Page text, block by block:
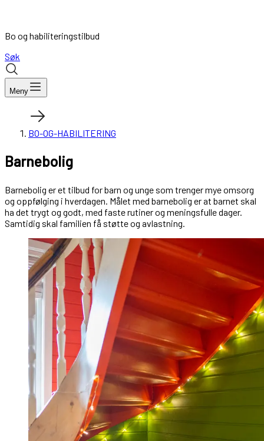
Bo og habiliteringstilbud
Søk
Meny
BO-OG-HABILITERING
Barnebolig
Barnebolig er et tilbud for barn og unge som trenger mye omsorg
og oppfølging i hverdagen. Målet med barnebolig er at barnet skal
ha det trygt og godt, med faste rutiner og meningsfulle dager.
Samtidig skal familien få støtte og avlastning.